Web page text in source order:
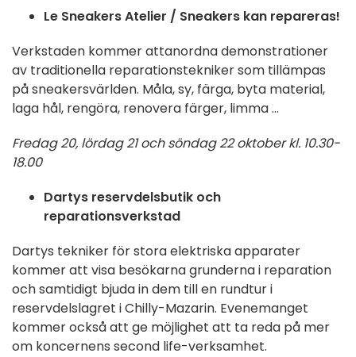
Le Sneakers Atelier / Sneakers kan repareras!
Verkstaden kommer attanordna demonstrationer
av traditionella reparationstekniker som tillämpas
påsneakersvärlden. Måla, sy, färga, byta material,
laga hål, rengöra, renovera färger, limma...
Fredag 20, lördag 21 och söndag 22 oktober kl. 10.30-
18.00
Dartys reservdelsbutik och
reparationsverkstad
Dartys tekniker för stora elektriska apparater
kommer att visa besökarna grunderna i reparation
och samtidigt bjuda in dem till en rundtur i
reservdelslagret i Chilly-Mazarin. Evenemanget
kommer också att ge möjlighet att ta reda på mer
om koncernens second life-verksamhet.